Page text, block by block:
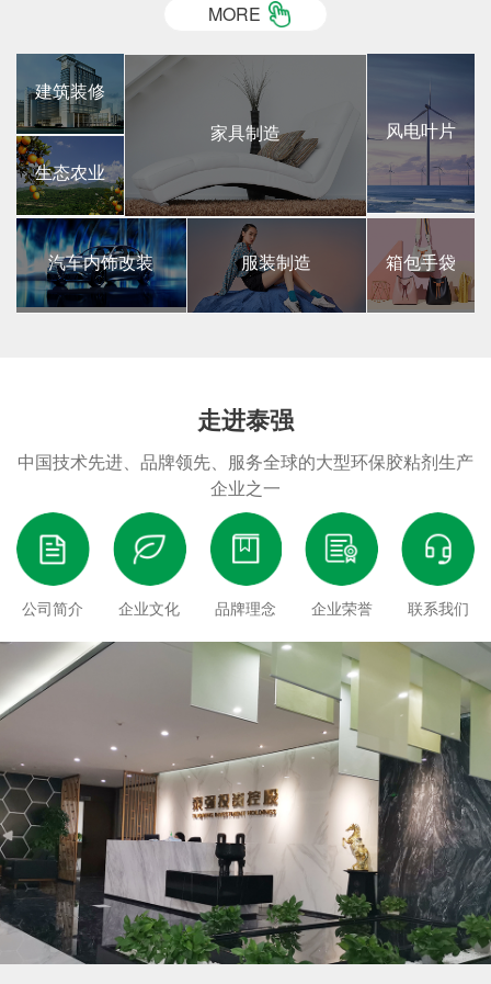
MORE
建筑装修
生态农业
家具制造 风电叶片
汽车内饰改装 服装制造 箱包手袋
走进泰强
中国技术先进、品牌领先、服务全球的大型环保胶粘剂生产
企业之一
公司简介 企业文化 品牌理念 企业荣誉 联系我们